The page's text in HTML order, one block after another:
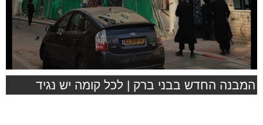
המבנה החדש בבני ברק | לכל קומה יש נגיד